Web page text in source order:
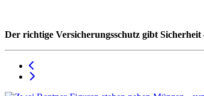
Der richtige Versicherungsschutz gibt